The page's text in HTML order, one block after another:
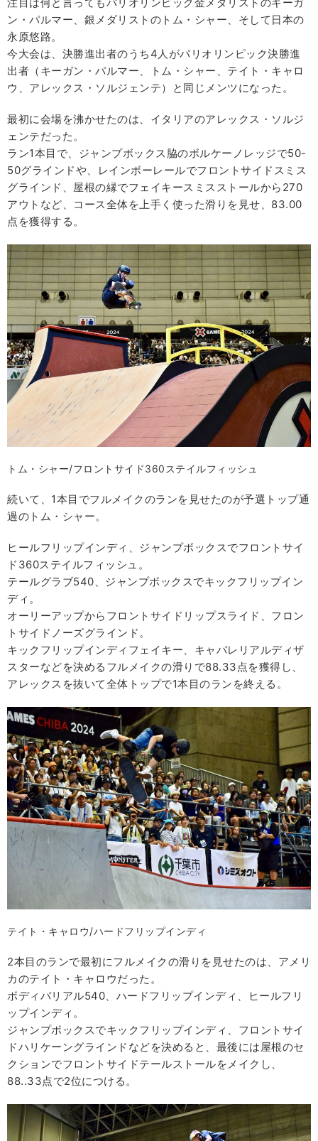
ン・パルマー、銀メダリストのトム・シャー、そして日本の
永原悠路。
今大会は、決勝進出者のうち4人がパリオリンピック決勝進
出者（キーガン・パルマー、トム・シャー、テイト・キャロ
ウ、アレックス・ソルジェンテ）と同じメンツになった。
最初に会場を沸かせたのは、イタリアのアレックス・ソルジ
ェンテだった。
ラン1本目で、ジャンプボックス脇のボルケーノレッジで50-
50グラインドや、レインボーレールでフロントサイドスミス
グラインド、屋根の縁でフェイキースミスストールから270
アウトなど、コース全体を上手く使った滑りを見せ、83.00
点を獲得する。
トム・シャー/フロントサイド360ステイルフィッシュ
続いて、1本目でフルメイクのランを見せたのが予選トップ通
過のトム・シャー。
ヒールフリップインディ、ジャンプボックスでフロントサイ
ド360ステイルフィッシュ。
テールグラブ540、ジャンプボックスでキックフリップイン
ディ。
オーリーアップからフロントサイドリップスライド、フロン
トサイドノーズグラインド。
キックフリップインディフェイキー、キャバレリアルディザ
スターなどを決めるフルメイクの滑りで88.33点を獲得し、
アレックスを抜いて全体トップで1本目のランを終える。
テイト・キャロウ/ハードフリップインディ
2本目のランで最初にフルメイクの滑りを見せたのは、アメリ
カのテイト・キャロウだった。
ボディバリアル540、ハードフリップインディ、ヒールフリ
ップインディ。
ジャンプボックスでキックフリップインディ、フロントサイ
ドハリケーングラインドなどを決めると、最後には屋根のセ
クションでフロントサイドテールストールをメイクし、
88..33点で2位につける。